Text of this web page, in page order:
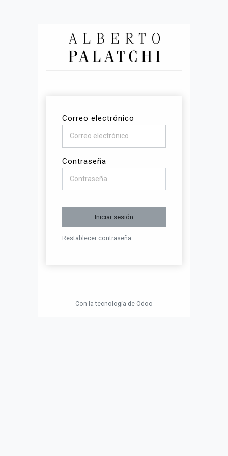
Correo electrónico
Contraseña
Iniciar sesión
Restablecer contraseña
Con la tecnología de Odoo